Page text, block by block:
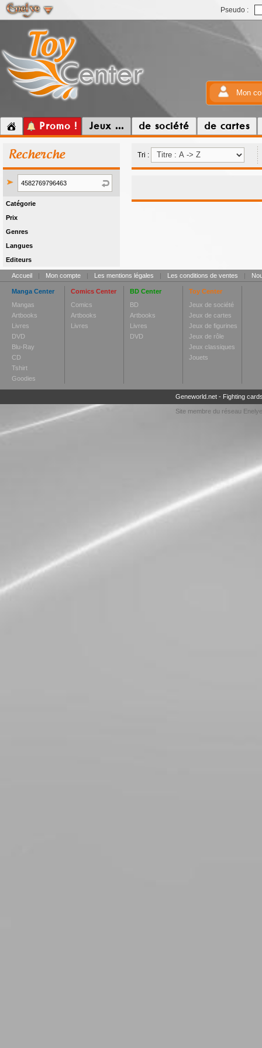
Pseudo :
Mon
Promo ! Jeux ... de société de cartes
Recherche
Catégorie
Prix
Genres
Langues
Editeurs
Tri :
Accueil | Mon compte | Les mentions légales | Les conditions de ventes |
Manga Center
Mangas
Artbooks
Livres
DVD
Blu-Ray
CD
Tshirt
Goodies
Comics Center
Comics
Artbooks
Livres
BD Center
BD
Artbooks
Livres
DVD
Toy Center
Jeux de société
Jeux de cartes
Jeux de figurines
Jeux de rôle
Jeux classiques
Jouets
Geneworld.net- Fighting
Site membre du réseau Enelye